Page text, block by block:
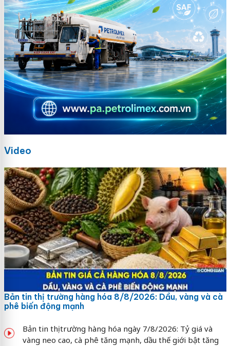
Video
Bản tin thị trường hàng hóa 8/8/2026: Dầu, vàng và cà
phê biến động mạnh
Bản tin thị trường hàng hóa ngày 7/8/2026: Tỷ giá và
vàng neo cao, cà phê tăng mạnh, dầu thế giới bật tăng